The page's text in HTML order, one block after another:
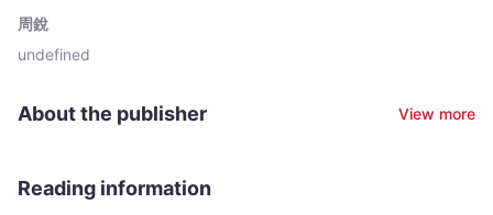
周銳
undefined
About the publisher View more
Reading information